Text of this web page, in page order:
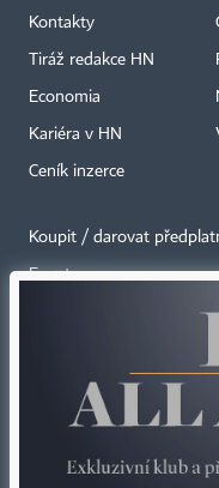
Kontakty
Tiráž redakce HN
Economia
Kariéra v HN
Ceník inzerce
Koupit / darovat
Eventy
zakázáno jakékoli užití částí
jakýmkoli způsobem,